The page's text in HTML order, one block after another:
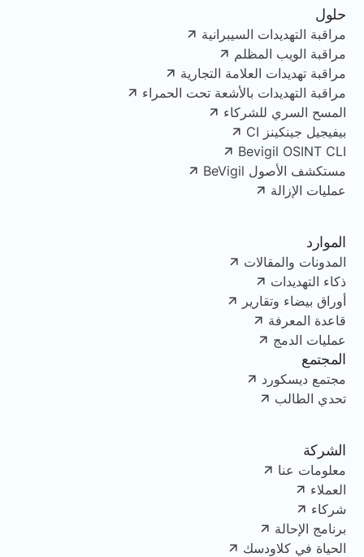
حلول
مراقبة التهديدات السيبرانية
مراقبة الويب المظلم
مراقبة تهديدات العلامة التجارية
مراقبة التهديدات بالأشعة تحت الحمراء
المسح السري للشركاء
بيفيجيل جينكينز CI
Bevigil OSINT CLI
مستكشف الأصول BeVigil
عمليات الإزالة
الموارد
المدونات والمقالات
ذكاء التهديدات
أوراق بيضاء وتقارير
قاعدة المعرفة
عمليات الدمج
المجتمع
مجتمع ديسكورد
تحدي الطالب
الشركة
معلومات عنا
العملاء
شركاء
برنامج الإحالة
الحياة في كلاودسك